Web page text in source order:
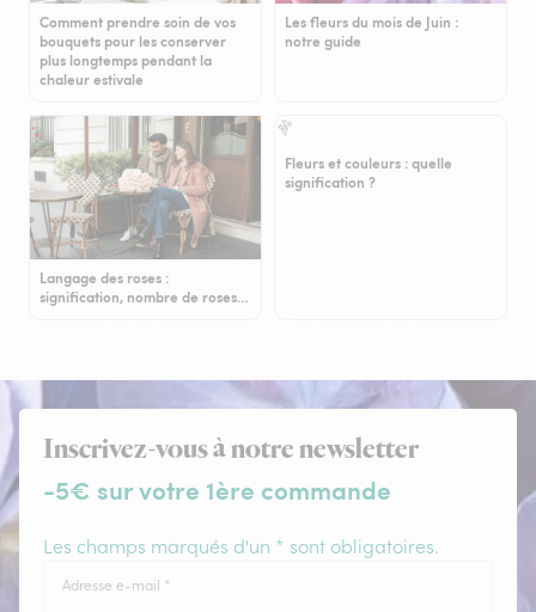
Comment prendre soin de vos
bouquets pour les conserver
plus longtemps pendant la
chaleur estivale
Les fleurs du mois de Juin :
notre guide
Langage des roses :
signification, nombre de roses…
Fleurs et couleurs : quelle
signification ?
Inscrivez-vous à notre newsletter
-5€ sur votre 1ère commande
Les champs marqués d'un * sont obligatoires.
Adresse e-mail *